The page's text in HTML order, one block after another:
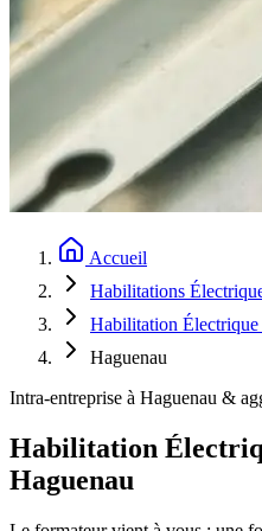
Accueil
Habilitations
Habilitation
Haguenau
Intra-entreprise à Haguenau &
Habilitation
Haguenau